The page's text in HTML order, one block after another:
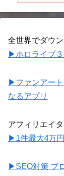
全世界でダウ
▶ホロライブ
▶ファンアー
なるアプリ
アフィリエイ
▶1件最大4万
▶SEO対策 ブ